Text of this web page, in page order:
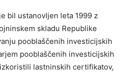
bil ustanovljen leta 1999 z
skladu Republike
pooblaščenih investicijskih
pooblaščenih investicijskih
lastninskih certifikatov,